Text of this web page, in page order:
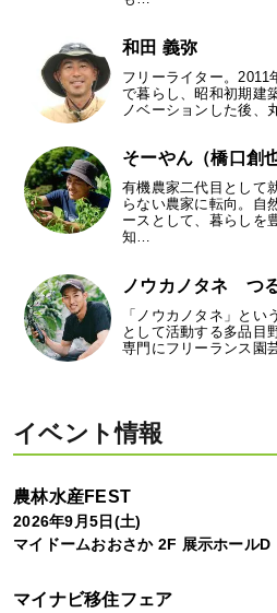
和田 義弥
フリーライター。2011
で暮らし、昭和初期建
ノベーションした後、
そーやん（橋口創也
有機農家二代目として
らない農家に転向。自
ースとして、暮らしを
知…
ノウカノタネ つ
「ノウカノタネ」と
として活動する多品目
専門にフリーランス園
イベント情報
農林水産FEST
2026年9月5日(土)
マイドームおおさか 2F 展示ホールD
マイナビ移住フェア